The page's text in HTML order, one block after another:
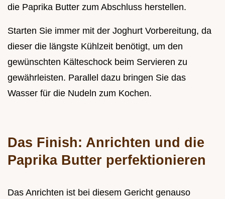
die Paprika Butter zum Abschluss herstellen.
Starten Sie immer mit der Joghurt Vorbereitung, da
dieser die längste Kühlzeit benötigt, um den
gewünschten Kälteschock beim Servieren zu
gewährleisten. Parallel dazu bringen Sie das
Wasser für die Nudeln zum Kochen.
Das Finish: Anrichten und die
Paprika Butter perfektionieren
Das Anrichten ist bei diesem Gericht genauso